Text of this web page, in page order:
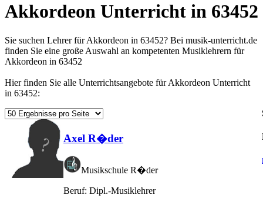
Akkordeon Unterricht in 63452
Sie suchen Lehrer für Akkordeon in 63452? Bei musik-unterricht.de
finden Sie eine große Auswahl an kompetenten Musiklehrern für
Akkordeon in 63452
Hier finden Sie alle Unterrichtsangebote für Akkordeon Unterricht
in 63452:
Axel R�der
Musikschule R�der
Beruf: Dipl.-Musiklehrer